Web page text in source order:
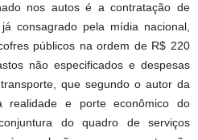
nos autos é a contratação de
consagrado pela mídia nacional,
públicos na ordem de R$ 220
não especificados e despesas
que segundo o autor da
realidade e porte econômico do
do quadro de serviços